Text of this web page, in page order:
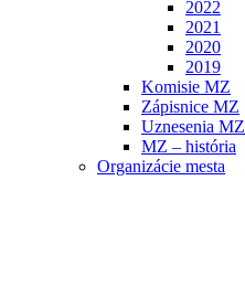
2022
2021
2020
2019
Komisie MZ
Zápisnice MZ
Uznesenia MZ
MZ – história
Organizácie mesta